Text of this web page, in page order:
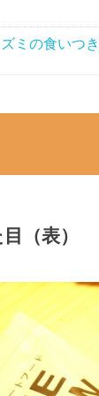
ミの食いつき
（表）